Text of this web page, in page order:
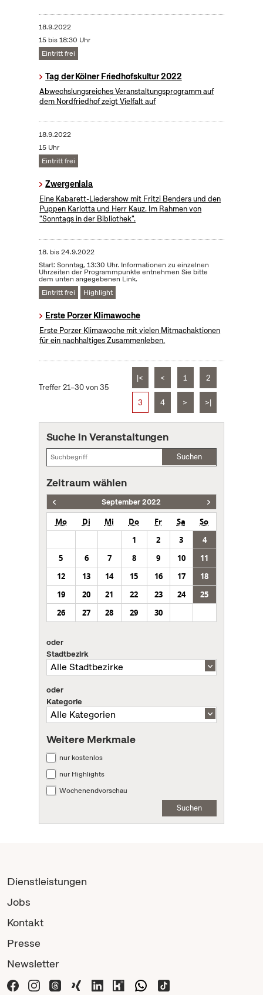
18.9.2022
15 bis 18:30 Uhr
Eintritt frei
Tag der Kölner Friedhofskultur 2022
Abwechslungsreiches Veranstaltungsprogramm auf
dem Nordfriedhof zeigt Vielfalt auf
18.9.2022
15 Uhr
Eintritt frei
Zwergenlala
Eine Kabarett-Liedershow mit Fritzi Benders und den
Puppen Karlotta und Herr Kauz. Im Rahmen von
"Sonntags in der Bibliothek".
18. bis24.9.2022
Start: Sonntag, 13:30 Uhr. Informationen zu einzelnen
Uhrzeiten der Programmpunkte entnehmen Sie bitte
dem unten angegebenen Link.
Eintritt frei
Highlight
Erste Porzer Klimawoche
Erste Porzer Klimawoche mit vielen Mitmachaktionen
für ein nachhaltiges Zusammenleben.
Treffer 21–30 von 35
|< < 1 2
3 4 > >|
Suche in Veranstaltungen
Suchen
Zeitraum wählen
September 2022
Mo Di Mi Do Fr Sa
So
1
2 3
4
5
6 7 8 9 10
11
12
13 14 15 16 17
18
19
20 21 22 23 24
25
26
27 28 29 30
oder
Stadtbezirk
oder
Kategorie
Weitere Merkmale
nur kostenlos
nur Highlights
Wochenendvorschau
Suchen
Dienstleistungen
Jobs
Kontakt
Presse
Newsletter